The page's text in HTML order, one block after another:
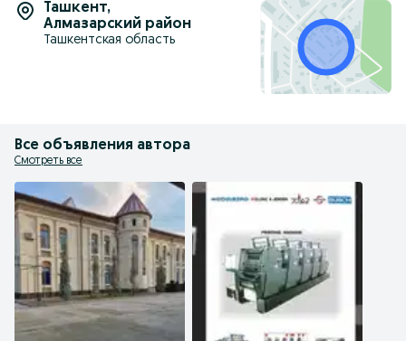
Ташкент,
Алмазарский район
Ташкентская область
Все объявления автора
Смотреть все